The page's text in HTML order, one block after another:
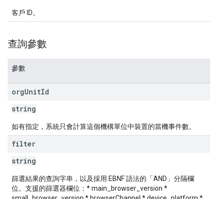
客戶 ID。
查詢參數
參數
orgUnitId
string
如有指定，系統只會計算這個機構單位中裝置的當機事件數。
filter
string
篩選結果的查詢字串，以及採用 EBNF 語法的「AND」分隔欄
位。支援的篩選器欄位：* main_browser_version *